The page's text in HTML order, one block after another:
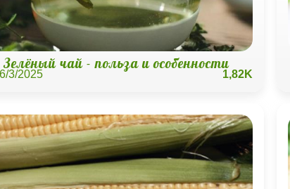
Зелёный чай - польза и особенности
3/2025 1,82K